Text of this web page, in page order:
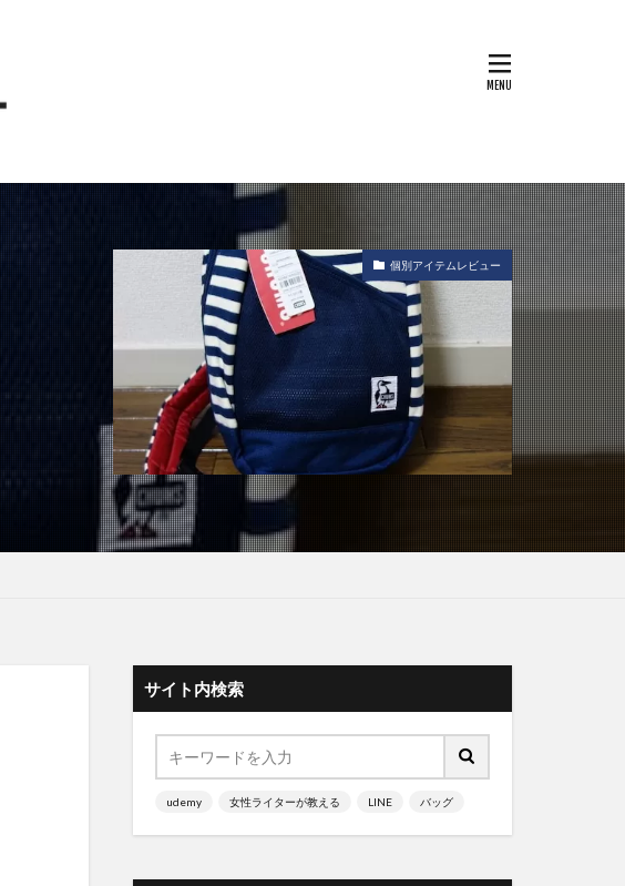
個別アイテムレビュー
サイト内検索
udemy 女性ライターが教える LINE バッグ